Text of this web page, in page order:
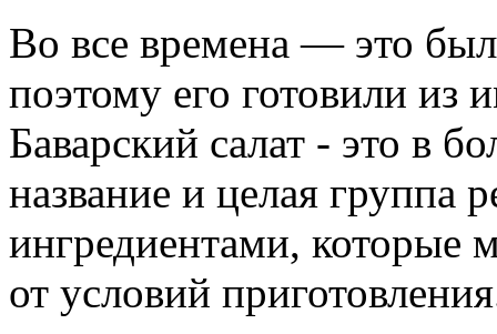
Во все времена — это
поэтому его готовили из
Баварский салат - это в
название и целая группа
ингредиентами, которые
от условий